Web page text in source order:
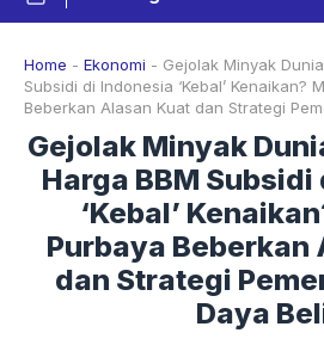
Home - Ekonomi - Gejolak Minyak
Subsidi di Indonesia ‘Kebal’ Kenaikan?
Beberkan Alasan Kuat dan Strategi
Gejolak Minyak
Harga BBM
‘Kebal’
Purbaya Beberkan
dan Strategi
Daya